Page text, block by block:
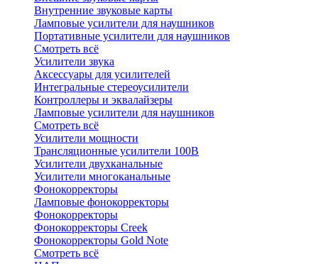
Внутренние звуковые карты
Ламповые усилители для наушников
Портативные усилители для наушников
Смотреть всё
Усилители звука
Аксессуары для усилителей
Интегральные стереоусилители
Контроллеры и эквалайзеры
Ламповые усилители для наушников
Смотреть всё
Усилители мощности
Трансляционные усилители 100В
Усилители двухканальные
Усилители многоканальные
Фонокорректоры
Ламповые фонокорректоры
Фонокорректоры
Фонокорректоры Creek
Фонокорректоры Gold Note
Смотреть всё